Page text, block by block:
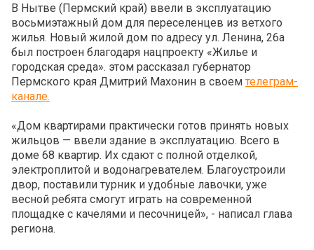
В Нытве (Пермский край) ввели в эксплуатацию
восьмиэтажный дом для переселенцев из ветхого
жилья. Новый жилой дом по адресу ул. Ленина, 26а
был построен благодаря нацпроекту «Жилье и
городская среда». этом рассказал губернатор
Пермского края Дмитрий Махонин в своем телеграм-
канале.
«Дом квартирами практически готов принять новых
жильцов — ввели здание в эксплуатацию. Всего в
доме 68 квартир. Их сдают с полной отделкой,
электроплитой и водонагревателем. Благоустроили
двор, поставили турник и удобные лавочки, уже
весной ребята смогут играть на современной
площадке с качелями и песочницей», - написал глава
региона.